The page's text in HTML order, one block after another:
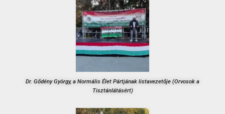
Dr. Gődény György, a Normális Élet Pártjának listavezetője (Orvosok a
Tisztánlátásért)